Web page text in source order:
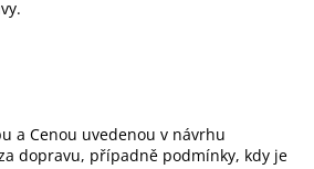
a Cenou uvedenou v návrhu
dopravu, případně podmínky, kdy je